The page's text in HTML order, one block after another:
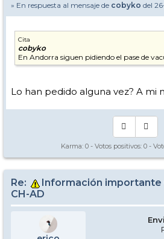
» En respuesta al mensaje de cobyko del
Cita
cobyko
En Andorra siguen pidiendo el pase de
Lo han pedido alguna vez? A mi
Karma: 0 - Votos positivos: 0 -
Re:
Información importante
CH-AD